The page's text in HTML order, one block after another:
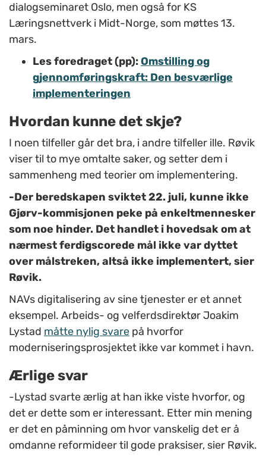
dialogseminaret Oslo, men også for KS
Læringsnettverk i Midt-Norge, som møttes 13.
mars.
Les foredraget (pp):Omstilling og
gjennomføringskraft: Den besværlige
implementeringen
Hvordan kunne det skje?
I noen tilfeller går det bra, i andre tilfeller ille. Røvik
viser til to mye omtalte saker, og setter dem i
sammenheng med teorier om implementering.
-Der beredskapen sviktet 22. juli, kunne ikke
Gjørv-kommisjonen peke på enkeltmennesker
som noe hinder. Det handlet i hovedsak om at
nærmest ferdigscorede mål ikke var dyttet
over målstreken, altså ikke implementert, sier
Røvik.
NAVs digitalisering av sine tjenester er et annet
eksempel. Arbeids- og velferdsdirektør Joakim
Lystad måtte nylig svare på hvorfor
moderniseringsprosjektet ikke var kommet i havn.
Ærlige svar
-Lystad svarte ærlig at han ikke viste hvorfor, og
det er dette som er interessant. Etter min mening
er det en påminning om hvor vanskelig det er å
omdanne reformideer til gode praksiser, sier Røvik.